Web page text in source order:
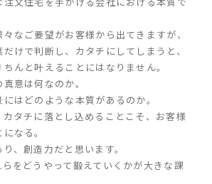
なご要望がお客様から出てきますが、
けで判断し、カタチにしてしまうと、
んと叶えることにはなりません。
意は何なのか。
はどのような本質があるのか。
タチに落とし込めることこそ、お客様
なる。
、創造力だと思います。
をどうやって鍛えていくかが大きな課